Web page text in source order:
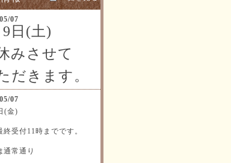
07
9日(土)
みさせて
だきます。
07
(金)
終受付11時までです。
通常通り